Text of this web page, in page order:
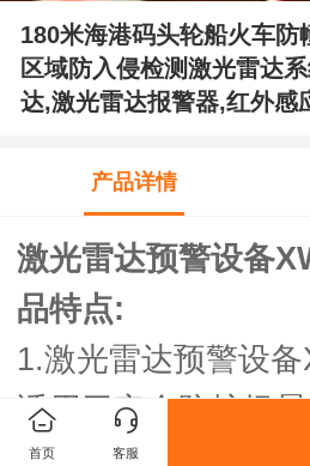
180米海港码头轮船火车防
区域防入侵检测激光雷达
达,激光雷达报警器,红外感
产品详情
激光雷达预警设备
品特点:
1.激光雷达预警设
适用于安全防护场
首页 客服